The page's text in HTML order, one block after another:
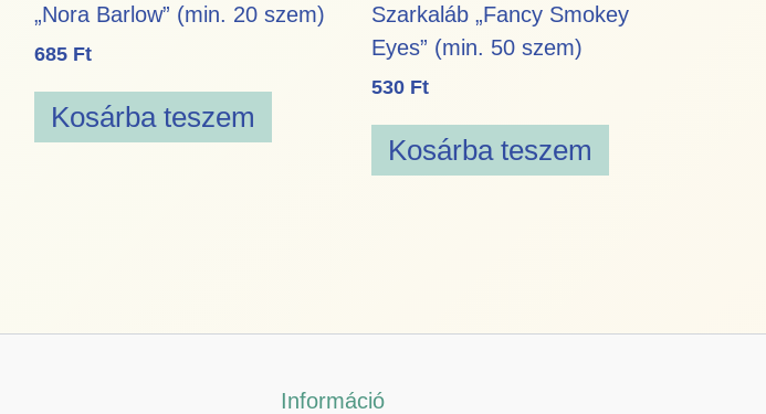
„Nora Barlow” (min. 20 szem)
685 Ft
Kosárba teszem
Szarkaláb „Fancy Smokey
Eyes” (min. 50 szem)
530 Ft
Kosárba teszem
Információ